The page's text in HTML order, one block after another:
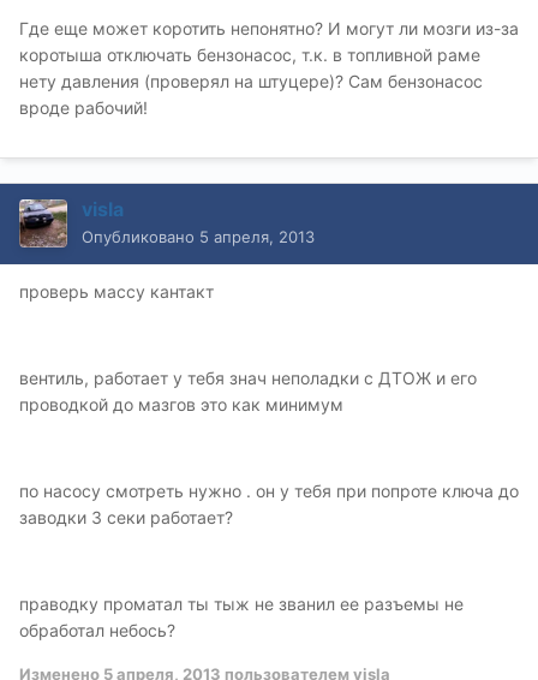
Где еще может коротить непонятно? И могут ли мозги из-за
коротыша отключать бензонасос, т.к. в топливной раме
нету давления (проверял на штуцере)? Сам бензонасос
вроде рабочий!
visla
Опубликовано 5 апреля, 2013
проверь массу кантакт
вентиль, работает у тебя знач неполадки с ДТОЖ и его
проводкой до мазгов это как минимум
по насосу смотреть нужно . он у тебя при попроте ключа до
заводки 3 секи работает?
праводку проматал ты тыж не званил ее разъемы не
обработал небось?
Изменено 5 апреля, 2013 пользователем visla